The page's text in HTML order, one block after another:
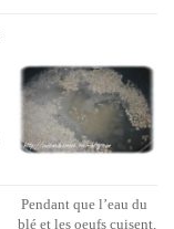
Pendant que l’eau du
blé et les oeufs cuisent,